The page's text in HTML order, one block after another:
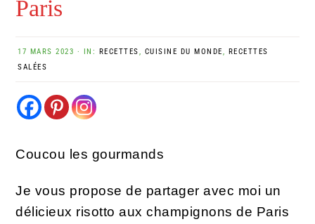
Paris
17 MARS 2023 · IN: RECETTES, CUISINE DU MONDE, RECETTES
SALÉES
Coucou les gourmands
Je vous propose de partager avec moi un
délicieux risotto aux champignons de Paris